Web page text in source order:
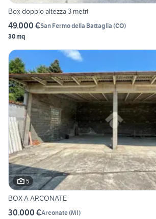
Box doppio altezza 3 metri
49.000 €San Fermo della Battaglia (CO)
30 mq
5
BOX A ARCONATE
30.000 €Arconate(MI)